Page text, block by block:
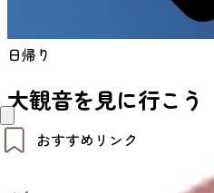
おすすめリンク
日帰り
大観音を見に行こう